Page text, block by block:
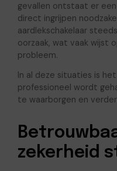
gevallen ontstaat er
direct ingrijpen
aardlekschakelaar
oorzaak, wat vaak wijst
probleem.
In al deze situaties is
professioneel wordt
te waarborgen en
zekerheid